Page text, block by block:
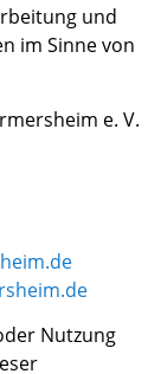
und
im Sinnevon
e. V.
Nutzung